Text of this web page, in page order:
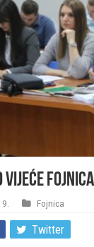
vijeće
Fojnica
Twitter